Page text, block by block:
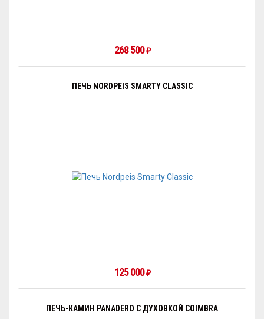
268 500 ₽
ПЕЧЬ NORDPEIS SMARTY CLASSIC
125 000 ₽
ПЕЧЬ-КАМИН PANADERO С ДУХОВКОЙ COIMBRA